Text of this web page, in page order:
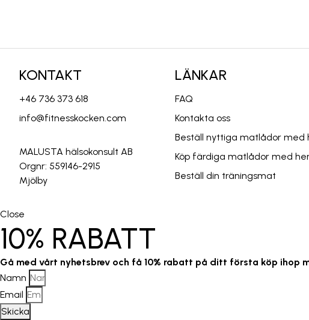
KONTAKT
+46 736 373 618
info@fitnesskocken.com
MALUSTA hälsokonsult AB
Orgnr: 559146-2915
Mjölby
LÄNKAR
FAQ
Kontakta oss
Beställ nyttiga matlådor med
Köp färdiga matlådor med
Beställ din träningsmat
Close
10% RABATT
Gå med vårt nyhetsbrev och få 10% rabatt på ditt första köp ihop
Namn
Email
Skicka